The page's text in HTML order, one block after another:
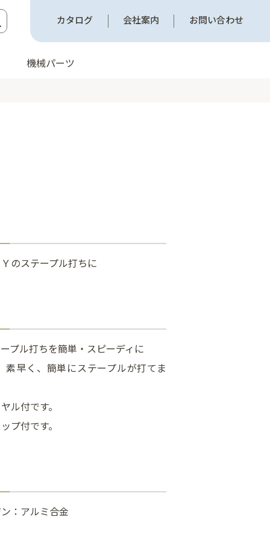
カタログ 会社案内 お問い合わせ
機械パーツ
のステープル打ちに
プル打ちを簡単・スピーディに
早く、簡単にステープルが打てま
ル付です。
プ付です。
：アルミ合金